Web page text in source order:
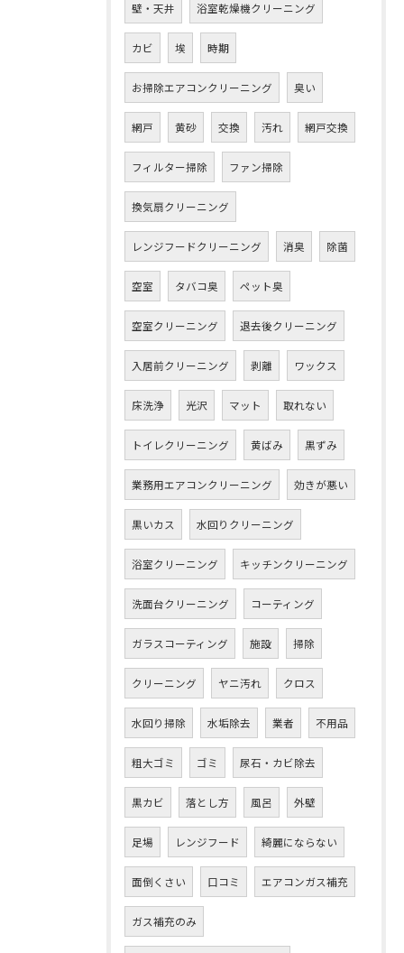
壁・天井 浴室乾燥機クリーニング
カビ 埃 時期
お掃除エアコンクリーニング 臭い
網戸 黄砂 交換 汚れ 網戸交換
フィルター掃除 ファン掃除
換気扇クリーニング
レンジフードクリーニング 消臭 除菌
空室 タバコ臭 ペット臭
空室クリーニング 退去後クリーニング
入居前クリーニング 剥離 ワックス
床洗浄 光沢 マット 取れない
トイレクリーニング 黄ばみ 黒ずみ
業務用エアコンクリーニング 効きが悪い
黒いカス 水回りクリーニング
浴室クリーニング キッチンクリーニング
洗面台クリーニング コーティング
ガラスコーティング 施設 掃除
クリーニング ヤニ汚れ クロス
水回り掃除 水垢除去 業者 不用品
粗大ゴミ ゴミ 尿石・カビ除去
黒カビ 落とし方 風呂 外壁
足場 レンジフード 綺麗にならない
面倒くさい 口コミ エアコンガス補充
ガス補充のみ